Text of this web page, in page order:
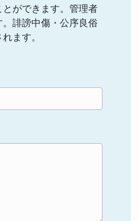
ができます。管理者
誹謗中傷・公序良俗
ます。